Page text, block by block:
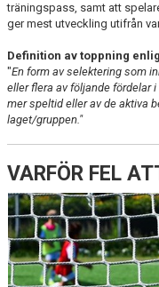
HISTORIK
UTMÄRKELSER
GDPR
LEDIGA TJÄNSTER
DOKUMENT
NYHETER
KLUBBSHOPPEN
träningspass, samt att
ger mest utveckling utifrån
Definition av toppning
"En form av selektering som
eller flera av följande fördelar
mer speltid eller av de aktiva
laget/gruppen."
VARFÖR FEL